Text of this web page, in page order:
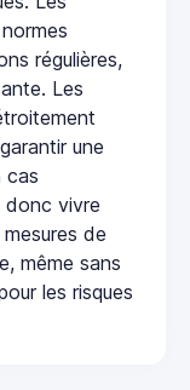
régulières,
Les
une
cas
donc vivre
de
même sans
les risques